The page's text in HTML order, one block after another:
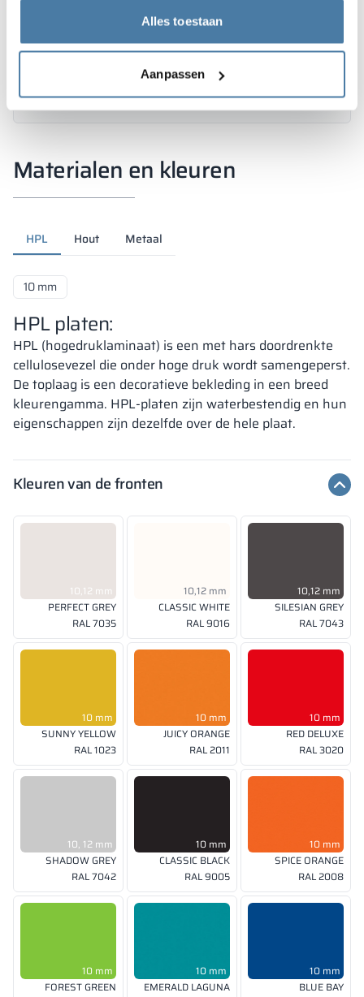
Alles toestaan
Aanpassen
Materialen en kleuren
HPL Hout Metaal
10 mm
HPL platen:
HPL (hogedruklaminaat) is een met hars doordrenkte
cellulosevezel die onder hoge druk wordt samengeperst.
De toplaag is een decoratieve bekleding in een breed
kleurengamma. HPL-platen zijn waterbestendig en hun
eigenschappen zijn dezelfde over de hele plaat.
Kleuren van de fronten
10,12 mm
PERFECT GREY
RAL 7035
10,12 mm
CLASSIC WHITE
RAL 9016
10,12 mm
SILESIAN GREY
RAL 7043
10 mm
SUNNY YELLOW
RAL 1023
10 mm
JUICY ORANGE
RAL 2011
10 mm
RED DELUXE
RAL 3020
10, 12 mm
SHADOW GREY
RAL 7042
10 mm
CLASSIC BLACK
RAL 9005
10 mm
SPICE ORANGE
RAL 2008
10 mm
FOREST GREEN
10 mm
EMERALD LAGUNA
10 mm
BLUE BAY